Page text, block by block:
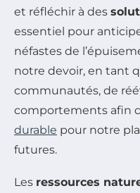
et réfléchir à des
essentiel pour
néfastes de
notre devoir, en tant
communautés, de
comportements afin
durable pour notre
futures.
Les ressources